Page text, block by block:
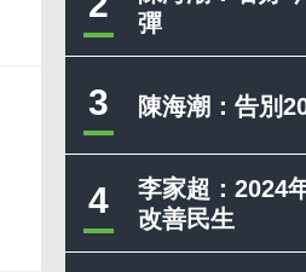
彈
3 陳海潮：告別
4
李家超：2024
改善民生